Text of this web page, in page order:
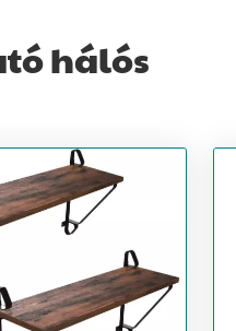
hálós